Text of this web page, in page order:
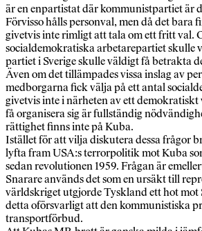
är en enpartistat där kommunistpartiet är
Förvisso hålls personval, men då det bara
givetvis inte rimligt att tala om ett fritt val.
socialdemokratiska arbetarepartiet skulle
partiet i Sverige skulle väldigt få betrakta
Även om det tillämpades vissa inslag av
medborgarna fick välja på ett antal
givetvis inte i närheten av ett
få organisera sig är fullständig
rättighet finns inte på Kuba.
Istället för att vilja diskutera dessa frågor
lyfta fram USA:s terrorpolitik mot Kuba
sedan revolutionen 1959. Frågan är
Snarare används det som en ursäkt till
världskriget utgjorde Tyskland ett hot mot
detta oförsvarligt att den kommunistiska
transportförbud.